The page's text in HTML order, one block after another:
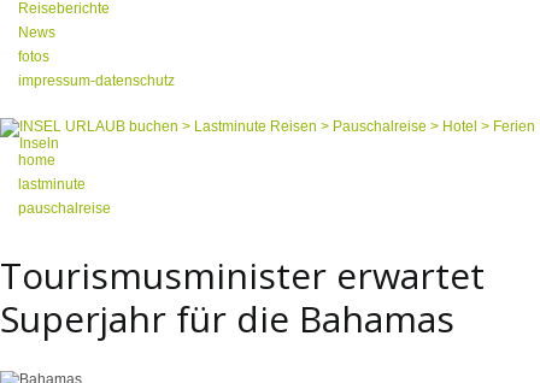
Reiseberichte
News
fotos
impressum-datenschutz
home
lastminute
pauschalreise
Tourismusminister erwartet
Superjahr für die Bahamas